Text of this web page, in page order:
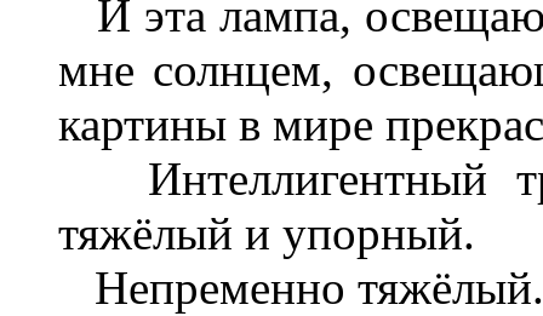
И эта лампа,
мне солнцем,
картины в мире
Интеллигентный
тяжёлый и упорный.
Непременно